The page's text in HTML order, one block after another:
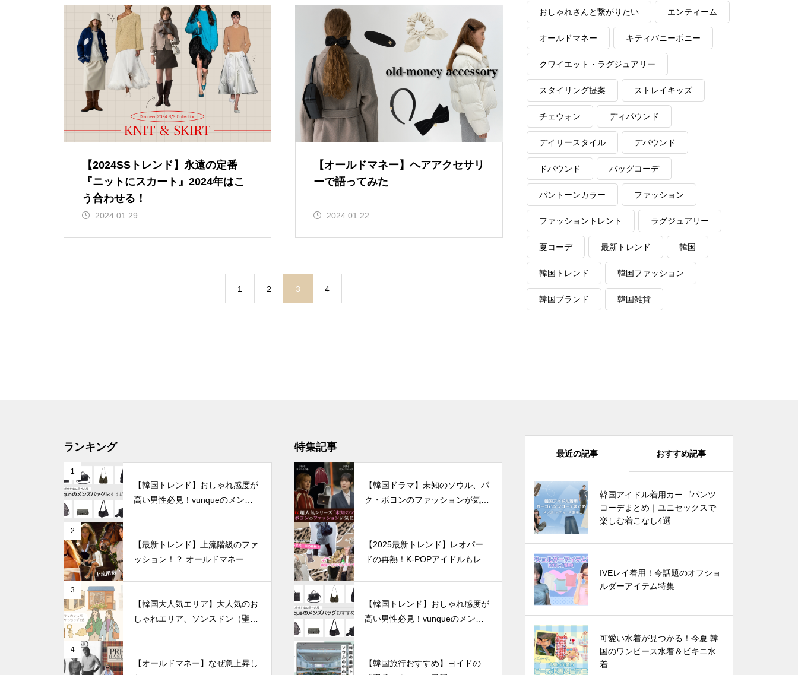
【2024SSトレンド】永遠の定番
『ニットにスカート』2024年はこ
う合わせる！
2024.01.29
【オールドマネー】ヘアアクセサリ
ーで語ってみた
2024.01.22
1 2 3 4
おしゃれさんと繋がりたい エンティーム
オールドマネー キティバニーポニー
クワイエット・ラグジュアリー
スタイリング提案 ストレイキッズ
チェウォン ディパウンド
デイリースタイル デパウンド
ドパウンド バッグコーデ
パントーンカラー ファッション
ファッショントレント ラグジュアリー
夏コーデ 最新トレンド 韓国
韓国トレンド 韓国ファッション
韓国ブランド 韓国雑貨
ランキング
1
【韓国トレンド】おしゃれ感度が
高い男性必見！vunqueのメンズ
2
【最新トレンド】上流階級のファ
ッション！？ オールドマネール
3
【韓国大人気エリア】大人気のお
しゃれエリア、ソンスドン（聖水
4
【オールドマネー】なぜ急上昇し
特集記事
【韓国ドラマ】未知のソウル、パ
ク・ボヨンのファッションが気に
【2025最新トレンド】レオパー
ドの再熱！K-POPアイドルもレオ
【韓国トレンド】おしゃれ感度が
高い男性必見！vunqueのメンズ
【韓国旅行おすすめ】ヨイドの
最近の記事 おすすめ記事
韓国アイドル着用カーゴパンツ
コーデまとめ｜ユニセックスで
楽しむ着こなし4選
IVEレイ着用！今話題のオフショ
ルダーアイテム特集
可愛い水着が見つかる！今夏 韓
国のワンピース水着＆ビキニ水
着
韓国芸能人は雨の日に何を着る？
🌧️この夏真似したいレインブー
ツコーデ
ーデまとめ｜ユニセックスで楽し
む着こなし4選
可愛い水着が見つかる！今夏 韓
国のワンピース水着＆ビキニ水着